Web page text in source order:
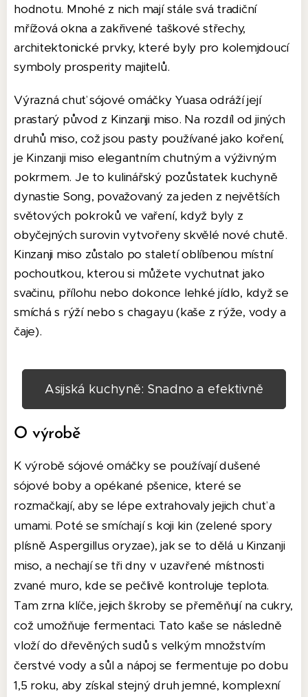
hodnotu. Mnohé z nich mají stále svá tradiční
mřížová okna a zakřivené taškové střechy,
architektonické prvky, které byly pro kolemjdoucí
symboly prosperity majitelů.
Výrazná chuť sójové omáčky Yuasa odráží její
prastarý původ z Kinzanji miso. Na rozdíl od jiných
druhů miso, což jsou pasty používané jako koření,
je Kinzanji miso elegantním chutným a výživným
pokrmem. Je to kulinářský pozůstatek kuchyně
dynastie Song, považovaný za jeden z největších
světových pokroků ve vaření, když byly z
obyčejných surovin vytvořeny skvělé nové chutě.
Kinzanji miso zůstalo po staletí oblíbenou místní
pochoutkou, kterou si můžete vychutnat jako
svačinu, přílohu nebo dokonce lehké jídlo, když se
smíchá s rýží nebo s chagayu (kaše z rýže, vody a
čaje).
Asijská kuchyně: Snadno a efektivně
O výrobě
K výrobě sójové omáčky se používají dušené
sójové boby a opékané pšenice, které se
rozmačkají, aby se lépe extrahovaly jejich chuť a
umami. Poté se smíchají s koji kin (zelené spory
plísně Aspergillus oryzae), jak se to dělá u Kinzanji
miso, a nechají se tři dny v uzavřené místnosti
zvané muro, kde se pečlivě kontroluje teplota.
Tam zrna klíče, jejich škroby se přeměňují na cukry,
což umožňuje fermentaci. Tato kaše se následně
vloží do dřevěných sudů s velkým množstvím
čerstvé vody a sůl a nápoj se fermentuje po dobu
1,5 roku, aby získal stejný druh jemné, komplexní